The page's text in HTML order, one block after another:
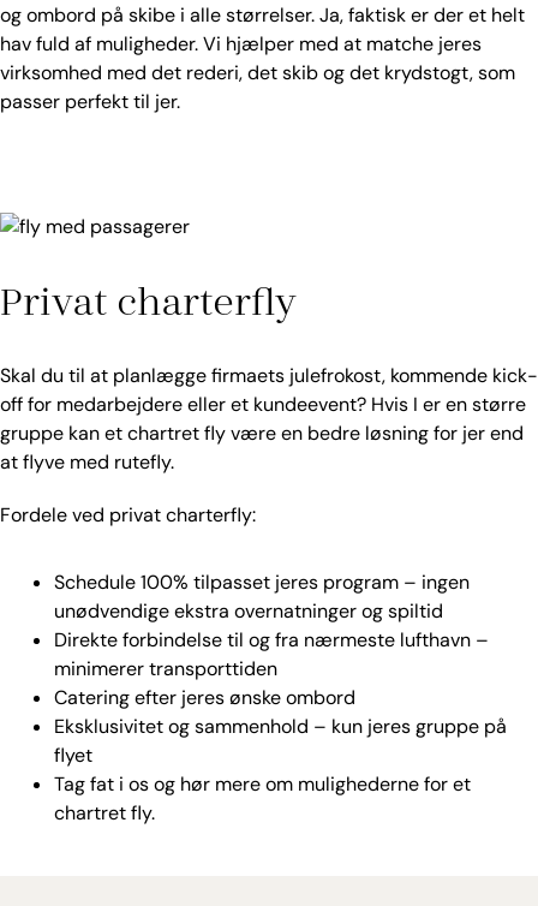
og ombord på skibe i alle størrelser. Ja, faktisk er der et helt
hav fuld af muligheder. Vi hjælper med at matche jeres
virksomhed med det rederi, det skib og det krydstogt, som
passer perfekt til jer.
Privat charterfly
Skal du til at planlægge firmaets julefrokost, kommende kick-
off for medarbejdere eller et kundeevent? Hvis I er en større
gruppe kan et chartret fly være en bedre løsning for jer end
at flyve med rutefly.
Fordele ved privat charterfly:
Schedule 100% tilpasset jeres program – ingen
unødvendige ekstra overnatninger og spiltid
Direkte forbindelse til og fra nærmeste lufthavn –
minimerer transporttiden
Catering efter jeres ønske ombord
Eksklusivitet og sammenhold – kun jeres gruppe på
flyet
Tag fat i os og hør mere om mulighederne for et
chartret fly.